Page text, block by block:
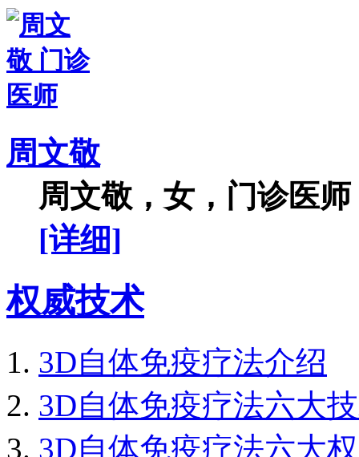
周文敬
周文敬，女，门诊医
[详细]
权威技术
3D自体免疫疗法介绍
3D自体免疫疗法六大
3D自体免疫疗法六大